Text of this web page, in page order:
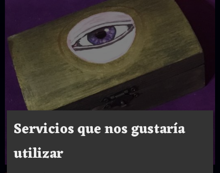
Servicios que nos gustaría
utilizar